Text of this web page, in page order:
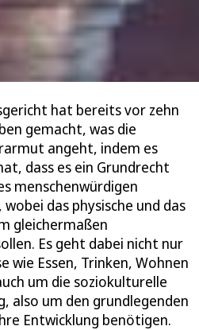
hat bereits vor zehn
gemacht, was die
angeht, indem es
dass es ein Grundrecht
menschenwürdigen
das physische und das
gleichermaßen
Es geht dabei nicht nur
wie Essen, Trinken, Wohnen
um die soziokulturelle
also um den grundlegenden
Entwicklung benötigen.